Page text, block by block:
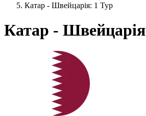
Катар - Швейцарія: 1 Тур
Катар - Швейцарія